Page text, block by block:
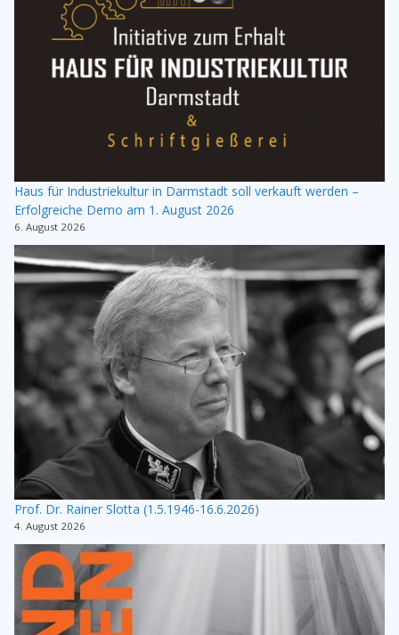
Haus für Industriekultur in Darmstadt soll verkauft werden –
Erfolgreiche Demo am 1. August 2026
6. August 2026
Prof. Dr. Rainer Slotta (1.5.1946-16.6.2026)
4. August 2026